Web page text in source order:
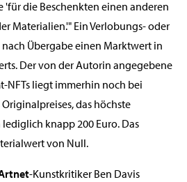
'für die Beschenkten einen anderen
Materialien.'" Ein Verlobungs- oder
Übergabe einen Marktwert in
Der von der Autorin angegebene
NFTs liegt immerhin noch bei
das höchste
knapp 200 Euro. Das
von Null.
-Kunstkritiker Ben Davis